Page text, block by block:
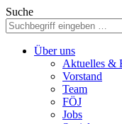
Suche
Über uns
Aktuelles &
Vorstand
Team
FÖJ
Jobs